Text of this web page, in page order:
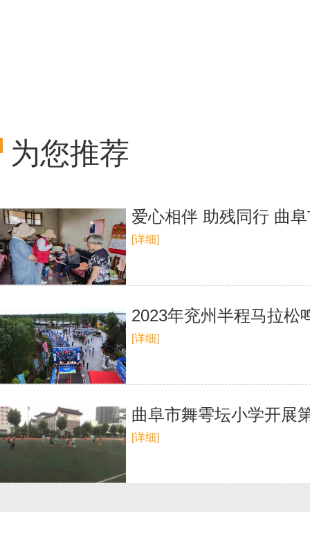
为您推荐
爱心相伴 助残同行 曲
[详细]
2023年兖州半程马拉松
[详细]
曲阜市舞雩坛小学开展
[详细]